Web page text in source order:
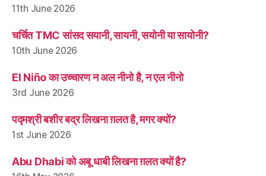
11th June 2026
चर्चित TMC सांसद सयानी, सायनी, सयोनी या सायोनी?
10th June 2026
El Niño का उच्चारण न अल नीनो है, न एल नीनो
3rd June 2026
पद्मश्री बशीर बद्र लिखना ग़लत है, मगर क्यों?
1st June 2026
Abu Dhabi को अबू धाबी लिखना ग़लत क्यों है?